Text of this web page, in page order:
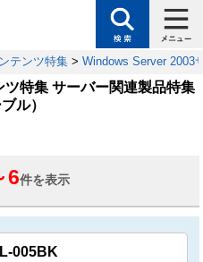
テンツ特集 > Windows Server 2003
特集 サーバー関連製品特集
ル）
6件を表示
005BK